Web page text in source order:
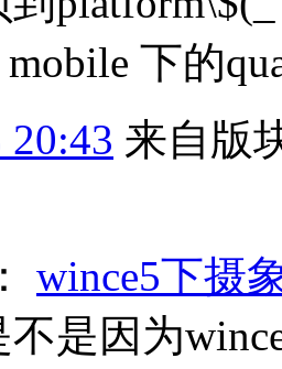
mobile 下的
20:43 来自版
： wince5下摄
是因为